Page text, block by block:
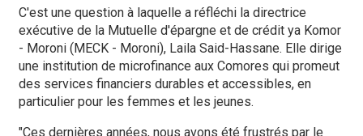
C'est une question à laquelle a réfléchi la directrice
exécutive de la Mutuelle d'épargne et de crédit ya Komor
- Moroni (MECK - Moroni), Laila Said-Hassane. Elle dirige
une institution de microfinance aux Comores qui promeut
des services financiers durables et accessibles, en
particulier pour les femmes et les jeunes.
"Ces dernières années, nous avons été frustrés par le